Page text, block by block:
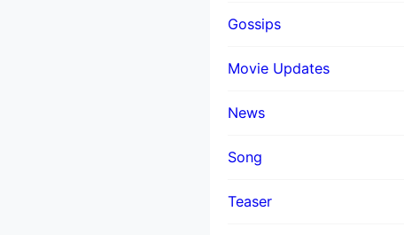
Gossips
Movie Updates
News
Song
Teaser